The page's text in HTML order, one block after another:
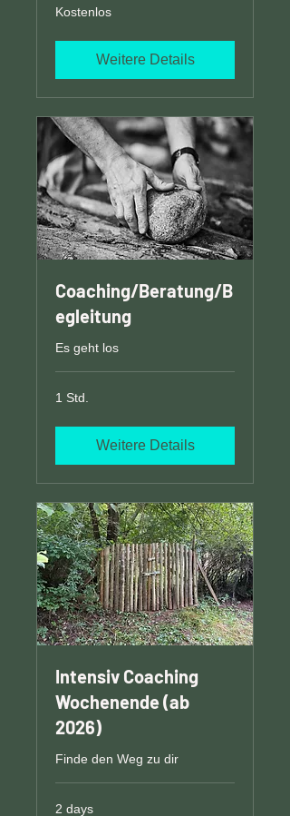
Kostenlos
Kostenlos
Weitere Details
Coaching/Beratung/B
egleitung
Es geht los
1 Std.
Weitere Details
Intensiv Coaching
Wochenende (ab
2026)
Finde den Weg zu dir
2 days